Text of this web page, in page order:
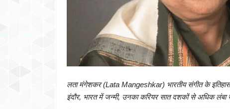
लता मंगेशकर (Lata Mangeshkar) भारतीय संगीत के
इंदौर, भारत में जन्मी, उनका करियर सात दशकों से अधिक लंबा